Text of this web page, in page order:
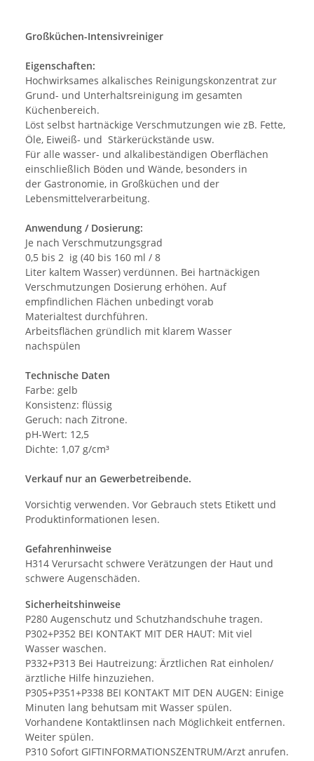
Großküchen-Intensivreiniger
Eigenschaften:
Hochwirksames alkalisches Reinigungskonzentrat zur
Grund- und Unterhaltsreinigung im gesamten
Küchenbereich.
Löst selbst hartnäckige Verschmutzungen wie zB. Fette,
Öle, Eiweiß- und Stärkerückstände usw.
Für alle wasser- und alkalibeständigen Oberflächen
einschließlich Böden und Wände, besonders in
der Gastronomie, in Großküchen und der
Lebensmittelverarbeitung.
Anwendung / Dosierung:
Je nach Verschmutzungsgrad
0,5 bis 2 ig (40 bis 160 ml / 8
Liter kaltem Wasser) verdünnen. Bei hartnäckigen
Verschmutzungen Dosierung erhöhen. Auf
empfindlichen Flächen unbedingt vorab
Materialtest durchführen.
Arbeitsflächen gründlich mit klarem Wasser
nachspülen
Technische Daten
Farbe: gelb
Konsistenz: flüssig
Geruch: nach Zitrone.
pH-Wert: 12,5
Dichte: 1,07 g/cm³
Verkauf nur an Gewerbetreibende.
Vorsichtig verwenden. Vor Gebrauch stets Etikett und
Produktinformationen lesen.
Gefahrenhinweise
H314 Verursacht schwere Verätzungen der Haut und
schwere Augenschäden.
Sicherheitshinweise
P280 Augenschutz und Schutzhandschuhe tragen.
P302+P352 BEI KONTAKT MIT DER HAUT: Mit viel
Wasser waschen.
P332+P313 Bei Hautreizung: Ärztlichen Rat einholen/
ärztliche Hilfe hinzuziehen.
P305+P351+P338 BEI KONTAKT MIT DEN AUGEN: Einige
Minuten lang behutsam mit Wasser spülen.
Vorhandene Kontaktlinsen nach Möglichkeit entfernen.
Weiter spülen.
P310 Sofort GIFTINFORMATIONSZENTRUM/Arzt anrufen.